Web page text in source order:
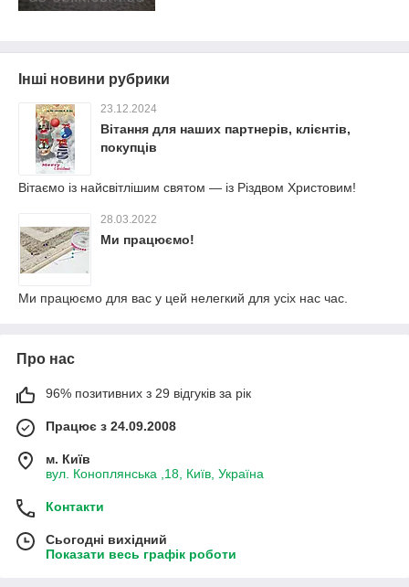
Інші новини рубрики
23.12.2024
Вітання для наших партнерів, клієнтів,
покупців
Вітаємо із найсвітлішим святом — із Різдвом Христовим!
28.03.2022
Ми працюємо!
Ми працюємо для вас у цей нелегкий для усіх нас час.
Про нас
96% позитивних з 29 відгуків за рік
Працює з 24.09.2008
м. Київ
вул. Коноплянська ,18, Київ, Україна
Контакти
Сьогодні вихідний
Показати весь графік роботи